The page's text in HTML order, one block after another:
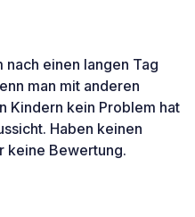
nach einen langen Tag
man mit anderen
Kindern kein Problem hat
Haben keinen
keine Bewertung.